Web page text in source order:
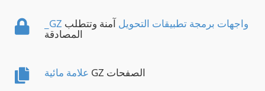
_GZ واجهات برمجة تطبيقات التحويل آمنة وتتطلب
المصادقة
علامة مائية GZ الصفحات